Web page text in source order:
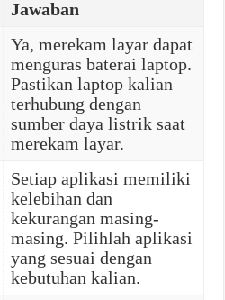
Jawaban
Ya, merekam layar dapat
menguras baterai laptop.
Pastikan laptop kalian
terhubung dengan
sumber daya listrik saat
merekam layar.
Setiap aplikasi memiliki
kelebihan dan
kekurangan masing-
masing. Pilihlah aplikasi
yang sesuai dengan
kebutuhan kalian.